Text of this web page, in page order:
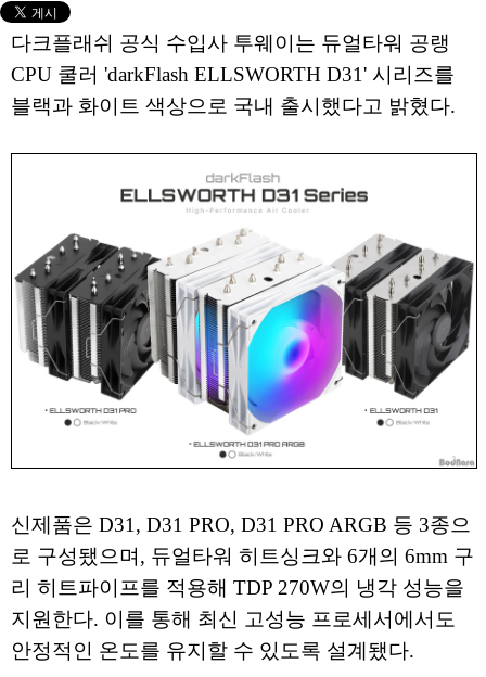
다크플래쉬 공식 수입사 투웨이는 듀얼타워 공랭
CPU 쿨러 'darkFlash ELLSWORTH D31' 시리즈를
블랙과 화이트 색상으로 국내 출시했다고 밝혔다.
신제품은 D31, D31 PRO, D31 PRO ARGB 등 3종으
로 구성됐으며, 듀얼타워 히트싱크와 6개의 6mm 구
리 히트파이프를 적용해 TDP 270W의 냉각 성능을
지원한다. 이를 통해 최신 고성능 프로세서에서도
안정적인 온도를 유지할 수 있도록 설계됐다.